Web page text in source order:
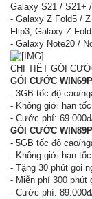
Galaxy S21 / S21+
- Galaxy Z Fold5 /
Flip3, Galaxy Z
- Galaxy Note20 /
CHI TIẾT GÓI
GÓI CƯỚC
- 3GB tốc độ cao/
- Không giới hạn
- Cước phí:
GÓI CƯỚC
- 5GB tốc độ cao/
- Không giới hạn
- Tặng 30 phút gọi
- Miễn phí 300 phút
- Cước phí: